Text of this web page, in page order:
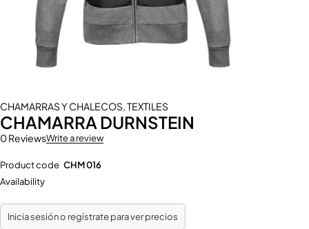
CHAMARRAS Y CHALECOS,TEXTILES
CHAMARRA DURNSTEIN
0 ReviewsWrite a review
Product code CHM 016
Availability
Inicia sesión o regístrate para ver precios